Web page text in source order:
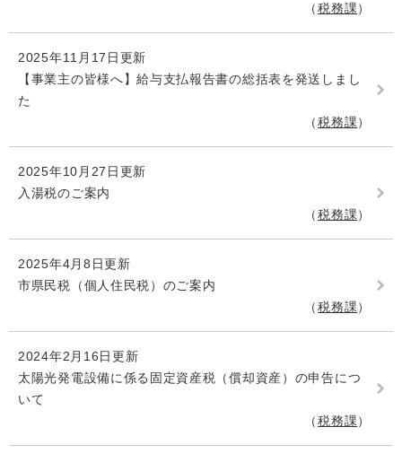
税務課
2025年11月17日更新
【事業主の皆様へ】給与支払報告書の総括表を発送しまし
た
税務課
2025年10月27日更新
入湯税のご案内
税務課
2025年4月8日更新
市県民税（個人住民税）のご案内
税務課
2024年2月16日更新
太陽光発電設備に係る固定資産税（償却資産）の申告につ
いて
税務課